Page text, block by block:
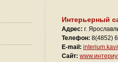
Интерьерный
Адрес: г.
Телефон: 8(4852)
E-mail:
Сайт: